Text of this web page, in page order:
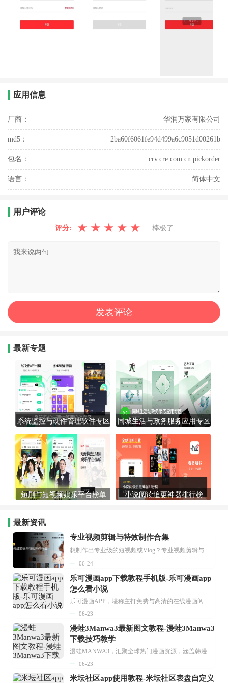
应用信息
厂商： 华润万家有限公司
md5： 2ba60f6061fe94d499a6c9051d00261b
包名： crv.cre.com.cn.pickorder
语言： 简体中文
用户评论
评分: ★ ★ ★ ★ ★ 棒极了
最新专题
系统监控与硬件管理软件专区 同城生活与政务服务应用专区
短剧与短视频娱乐平台榜单 小说阅读追更神器排行榜
最新资讯
专业视频剪辑与特效制作合集
想制作出专业级的短视频或Vlog？专业视频剪辑与特效制作大全专题为你提供了从剪辑、抠像到特效包装的全套解决方案。无论是添加炫酷的片头、进行精准的视频抠图，还是制...
06-24
乐可漫画app下载教程手机版-乐可漫画app
怎么看小说
乐可漫画APP，堪称主打免费与高清的在线漫画阅读神器。其官方版提供海量完整版漫画资源，无论是国内漫画，还是日漫、韩漫、台漫、美漫等国外漫画，应有尽有，随时供你阅读。只需轻点一下，便能直接进入阅读界面。不仅如此，乐可漫画最新版本更新速度极快，在这里，你总能抢先看到全网一手漫画章节内容！...
06-23
漫蛙3Manwa3最新图文教程-漫蛙3Manwa3
下载技巧教学
漫蛙MANWA3，汇聚全球热门漫画资源，涵盖韩漫、欧美漫画、国漫等多种类型，题材丰富多样，全方位满足用户阅读喜好。它不仅是阅读平台，更是创作平台，为广大用户打造零门槛创作环境。...
06-23
米坛社区app使用教程-米坛社区表盘自定义